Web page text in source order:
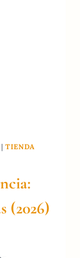
|TIENDA
(2026)